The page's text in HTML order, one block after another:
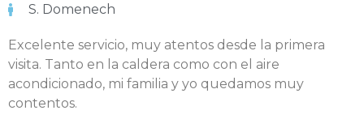
S. Domenech
Excelente servicio, muy atentos desde la primera
visita. Tanto en la caldera como con el aire
acondicionado, mi familia y yo quedamos muy
contentos.